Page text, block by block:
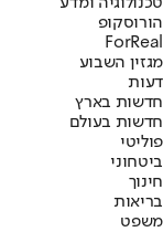
הורוסקופ
ForReal
מגזין השבוע
דעות
חדשות בארץ
חדשות בעולם
פוליטי
ביטחוני
חינוך
בריאות
משפט